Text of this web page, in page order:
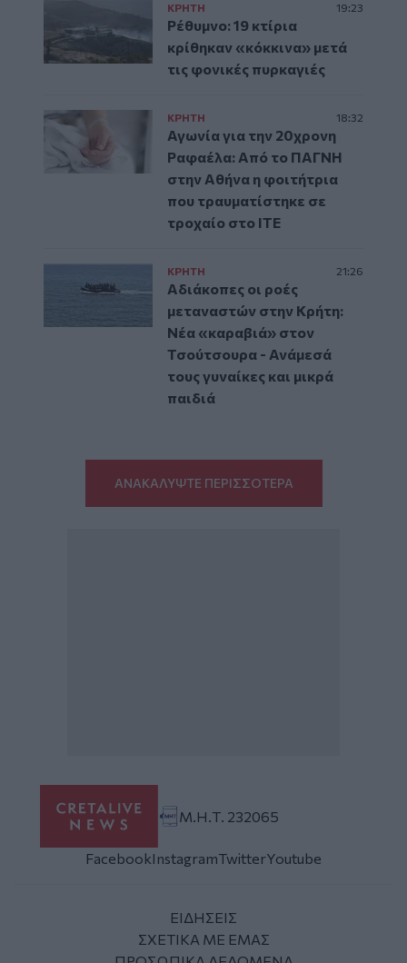
ΚΡΗΤΗ 19:23
Ρέθυμνο: 19 κτίρια
κρίθηκαν «κόκκινα» μετά
τις φονικές πυρκαγιές
ΚΡΗΤΗ 18:32
Αγωνία για την 20χρονη
Ραφαέλα: Από το ΠΑΓΝΗ
στην Αθήνα η φοιτήτρια
που τραυματίστηκε σε
τροχαίο στο ΙΤΕ
ΚΡΗΤΗ 21:26
Αδιάκοπες οι ροές
μεταναστών στην Κρήτη:
Νέα «καραβιά» στον
Τσούτσουρα - Ανάμεσά
τους γυναίκες και μικρά
παιδιά
ΑΝΑΚΑΛΥΨΤΕ ΠΕΡΙΣΣΟΤΕΡΑ
Μ.Η.Τ. 232065
FacebookInstagramTwitterYoutube
ΕΙΔΗΣΕΙΣ
ΣΧΕΤΙΚΑ ΜΕ ΕΜΑΣ